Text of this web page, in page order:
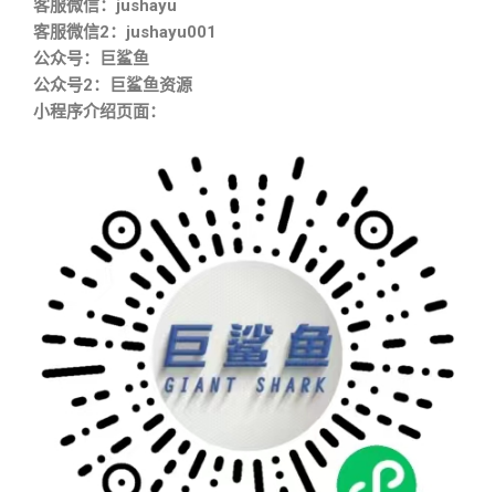
客服微信：jushayu
客服微信2：jushayu001
公众号：巨鲨鱼
公众号2：巨鲨鱼资源
小程序介绍页面：